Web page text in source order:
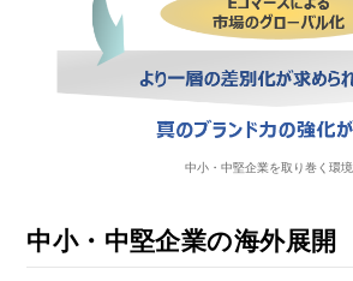
中小・中堅企業を取り巻く環境
中小・中堅企業の海外展開